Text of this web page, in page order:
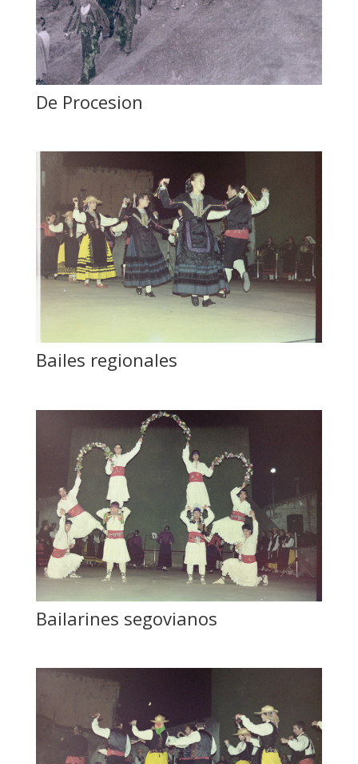
De Procesion
Bailes regionales
Bailarines segovianos